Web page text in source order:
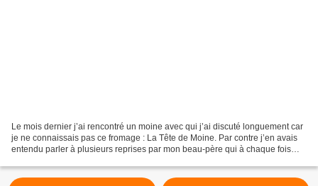
Le mois dernier j’ai rencontré un moine avec qui j’ai discuté longuement car
je ne connaissais pas ce fromage : La Tête de Moine. Par contre j’en avais
entendu parler à plusieurs reprises par mon beau-père qui à chaque fois